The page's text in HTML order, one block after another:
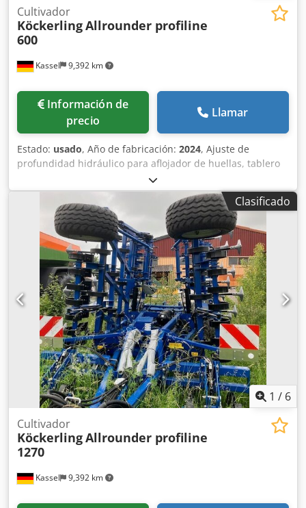
Kassel 9,392 km
Cultivador
KöckerlingAllrounder profiline
600
Información de
precio
Llamar
Estado: usado, Año de fabricación: 2024, Ajuste de
profundidad hidráulico para aflojador de huellas, tablero
nivelador frontal hidráulico / versión Herkules Plus + juego
de rejas de doble resorte con reja tipo pata de ganso HM-
DSTS, rodillo de 111 mm / freno neumático, rastra doble
posterior DSTS, iluminación / Chjdpfx Ahst A Udaozsa
Clasificado
1 / 6
Kassel 9,392 km
Cultivador
KöckerlingAllrounder profiline
1270